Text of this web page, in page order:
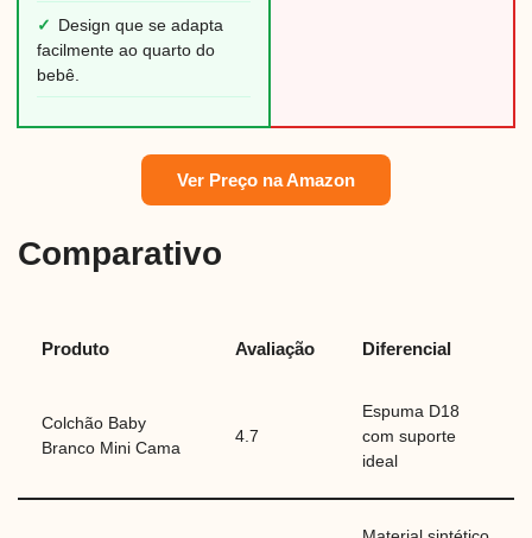
✓
Design que se adapta
facilmente ao quarto do
bebê.
Ver Preço na Amazon
Comparativo
Produto Avaliação Diferencial
Colchão Baby
Branco Mini Cama
4.7
Espuma D18
com suporte
ideal